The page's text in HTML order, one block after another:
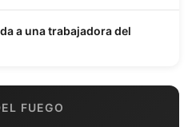
a una trabajadora del
FUEGO